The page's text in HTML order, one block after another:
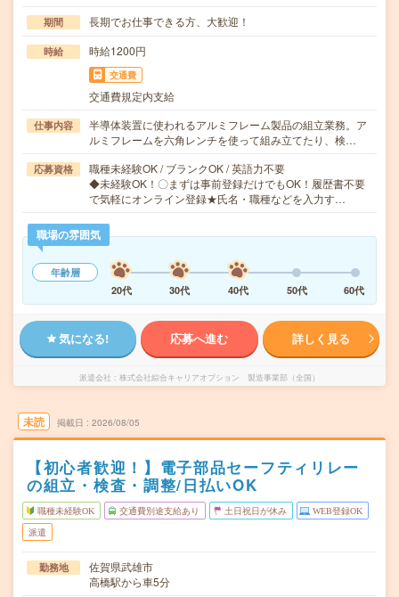
期間 長期でお仕事できる方、大歓迎！
時給 時給1200円
交通費
交通費規定内支給
仕事内容
半導体装置に使われるアルミフレーム製品の組立業務。ア
ルミフレームを六角レンチを使って組み立てたり、検…
応募資格
職種未経験OK / ブランクOK / 英語力不要
◆未経験OK！〇まずは事前登録だけでもOK！履歴書不要
で気軽にオンライン登録★氏名・職種などを入力す…
職場の雰囲気
年齢層
20代
30代 40代 50代 60代
気になる! 応募へ進む 詳しく見る
派遣会社 株式会社綜合キャリアオプション 製造事業部（全国）
未読 掲載日 2026/08/05
【初心者歓迎！】電子部品セーフティリレー
の組立・検査・調整/日払いOK
職種未経験OK 交通費別途支給あり 土日祝日が休み WEB登録OK
派遣
勤務地
佐賀県武雄市
高橋駅から車5分